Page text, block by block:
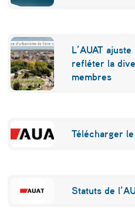
L’AUAT
refléter la
membres
Télécharger
Statuts de